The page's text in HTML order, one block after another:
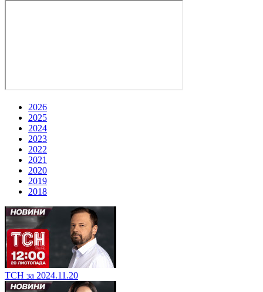
2026
2025
2024
2023
2022
2021
2020
2019
2018
ТСН за 2024.11.20